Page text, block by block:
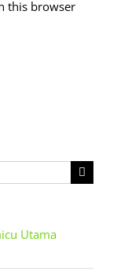
this browser
Utama